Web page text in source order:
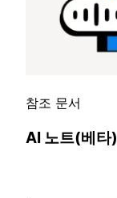
참조 문서
AI 노트(베타)